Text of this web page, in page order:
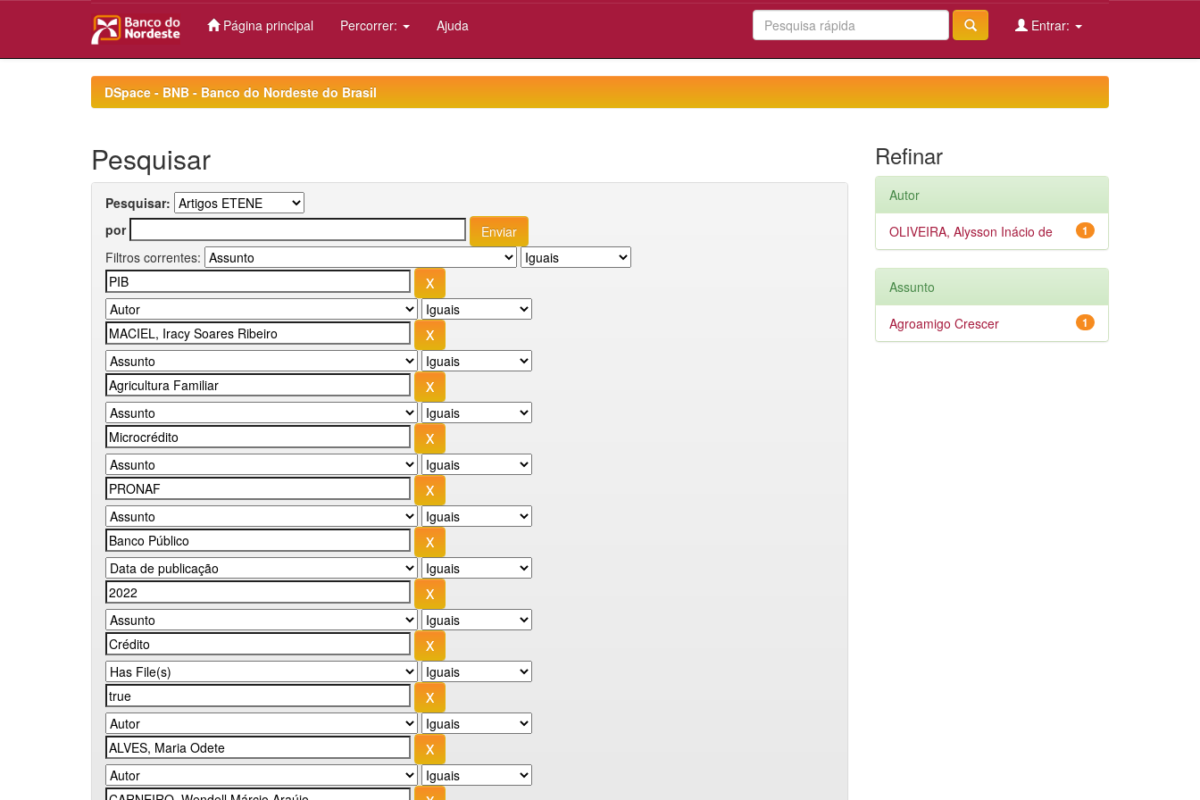
Página principal Percorrer: Ajuda Entrar:
DSpace - BNB - Banco do Nordeste do Brasil
Pesquisar
Pesquisar:
por
Filtros correntes:
Refinar
Autor
1
OLIVEIRA, Alysson Inácio de
Assunto
1
Agroamigo Crescer